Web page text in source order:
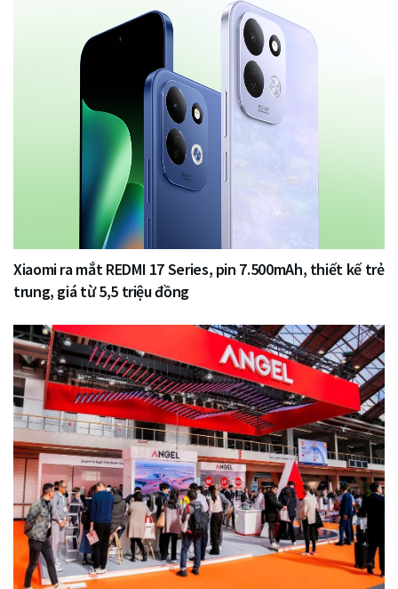
Xiaomi ra mắt REDMI 17 Series, pin 7.500mAh, thiết kế trẻ
trung, giá từ 5,5 triệu đồng